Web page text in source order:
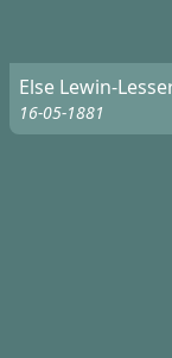
Else Lewin-
16-05-1881